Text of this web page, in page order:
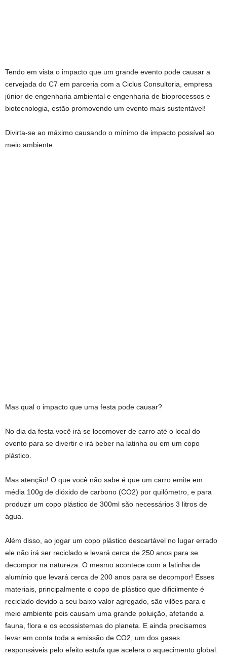
Tendo em vista o impacto que um grande evento pode causar a
cervejada do C7 em parceria com a Ciclus Consultoria, empresa
júnior de engenharia ambiental e engenharia de bioprocessos e
biotecnologia, estão promovendo um evento mais sustentável!
Divirta-se ao máximo causando o mínimo de impacto possível ao
meio ambiente.
Mas qual o impacto que uma festa pode causar?
No dia da festa você irá se locomover de carro até o local do
evento para se divertir e irá beber na latinha ou em um copo
plástico.
Mas atenção! O que você não sabe é que um carro emite em
média 100g de dióxido de carbono (CO2) por quilômetro, e para
produzir um copo plástico de 300ml são necessários 3 litros de
água.
Além disso, ao jogar um copo plástico descartável no lugar errado
ele não irá ser reciclado e levará cerca de 250 anos para se
decompor na natureza. O mesmo acontece com a latinha de
alumínio que levará cerca de 200 anos para se decompor! Esses
materiais, principalmente o copo de plástico que dificilmente é
reciclado devido a seu baixo valor agregado, são vilões para o
meio ambiente pois causam uma grande poluição, afetando a
fauna, flora e os ecossistemas do planeta. E ainda precisamos
levar em conta toda a emissão de CO2, um dos gases
responsáveis pelo efeito estufa que acelera o aquecimento global.